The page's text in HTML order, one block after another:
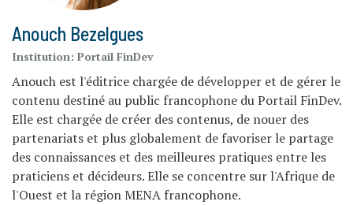
Anouch Bezelgues
Institution: Portail FinDev
Anouch est l'éditrice chargée de développer et de gérer le
contenu destiné au public francophone du Portail FinDev.
Elle est chargée de créer des contenus, de nouer des
partenariats et plus globalement de favoriser le partage
des connaissances et des meilleures pratiques entre les
praticiens et décideurs. Elle se concentre sur l'Afrique de
l'Ouest et la région MENA francophone.